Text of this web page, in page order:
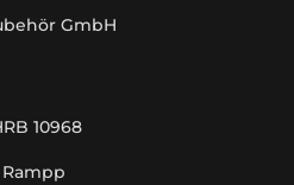
GmbH
10968